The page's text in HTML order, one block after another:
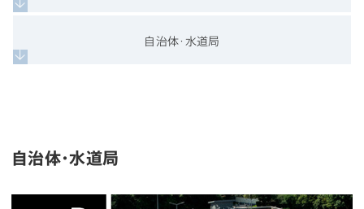
自治体･水道局
自治体・水道局